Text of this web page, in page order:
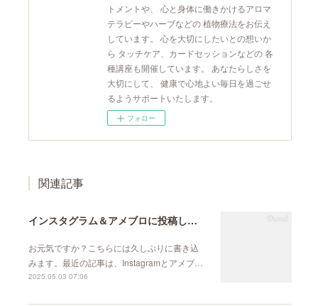
トメントや、 心と身体に働きかけるアロマ
テラピーやハーブなどの 植物療法をお伝え
しています。 心を大切にしたいとの想いか
ら タッチケア、カードセッションなどの 各
種講座も開催しています。 あなたらしさを
大切にして、 健康で心地よい毎日を過ごせ
るようサポートいたします。
フォロー
関連記事
インスタグラム＆アメブロに投稿しています
お元気ですか？こちらには久しぶりに書き込
みます。最近の記事は、Instagramとアメブ…
2025.05.03 07:06